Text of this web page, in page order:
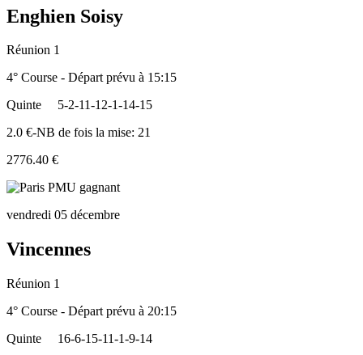
Enghien Soisy
Réunion 1
4° Course - Départ prévu à 15:15
Quinte
5-2-11-12-1-14-15
2.0 €-NB de fois la mise: 21
2776.40 €
vendredi 05 décembre
Vincennes
Réunion 1
4° Course - Départ prévu à 20:15
Quinte
16-6-15-11-1-9-14